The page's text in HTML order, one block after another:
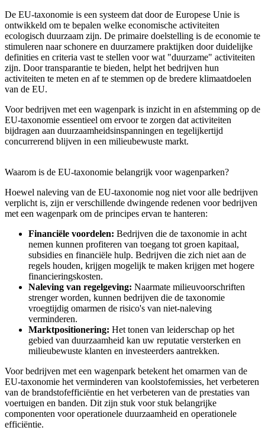
De EU-taxonomie is een systeem dat door de Europese Unie is
ontwikkeld om te bepalen welke economische activiteiten
ecologisch duurzaam zijn. De primaire doelstelling is de economie te
stimuleren naar schonere en duurzamere praktijken door duidelijke
definities en criteria vast te stellen voor wat "duurzame" activiteiten
zijn. Door transparantie te bieden, helpt het bedrijven hun
activiteiten te meten en af te stemmen op de bredere klimaatdoelen
van de EU.
Voor bedrijven met een wagenpark is inzicht in en afstemming op de
EU-taxonomie essentieel om ervoor te zorgen dat activiteiten
bijdragen aan duurzaamheidsinspanningen en tegelijkertijd
concurrerend blijven in een milieubewuste markt.
Waarom is de EU-taxonomie belangrijk voor wagenparken?
Hoewel naleving van de EU-taxonomie nog niet voor alle bedrijven
verplicht is, zijn er verschillende dwingende redenen voor bedrijven
met een wagenpark om de principes ervan te hanteren:
Financiële voordelen: Bedrijven die de taxonomie in acht
nemen kunnen profiteren van toegang tot groen kapitaal,
subsidies en financiële hulp. Bedrijven die zich niet aan de
regels houden, krijgen mogelijk te maken krijgen met hogere
financieringskosten.
Naleving van regelgeving: Naarmate milieuvoorschriften
strenger worden, kunnen bedrijven die de taxonomie
vroegtijdig omarmen de risico's van niet-naleving
verminderen.
Marktpositionering: Het tonen van leiderschap op het
gebied van duurzaamheid kan uw reputatie versterken en
milieubewuste klanten en investeerders aantrekken.
Voor bedrijven met een wagenpark betekent het omarmen van de
EU-taxonomie het verminderen van koolstofemissies, het verbeteren
van de brandstofefficiëntie en het verbeteren van de prestaties van
voertuigen en banden. Dit zijn stuk voor stuk belangrijke
componenten voor operationele duurzaamheid en operationele
efficiëntie.